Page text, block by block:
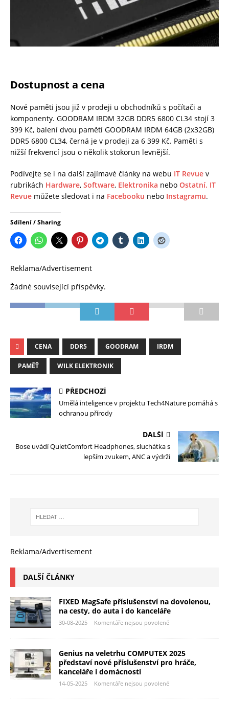
Dostupnost a cena
Nové paměti jsou již v prodeji u obchodníků s počítači a
komponenty. GOODRAM IRDM 32GB DDR5 6800 CL34 stojí 3
399 Kč, balení dvou pamětí GOODRAM IRDM 64GB (2x32GB)
DDR5 6800 CL34, černá je v prodeji za 6 399 Kč. Paměti s
nižší frekvencí jsou o několik stokorun levnější.
Podívejte se i na další zajímavé články na webu IT Revue v
rubrikách Hardware, Software, Elektronika nebo Ostatní. IT
Revue můžete sledovat i na Facebooku nebo Instagramu.
Sdílení / Sharing
Reklama/Advertisement
Žádné související příspěvky.
CENA DDR5 GOODRAM IRDM
PAMĚŤ WILK ELEKTRONIK
PŘEDCHOZÍ
Umělá inteligence v projektu Tech4Nature pomáhá s
ochranou přírody
DALŠÍ
Bose uvádí QuietComfort Headphones, sluchátka s
lepším zvukem, ANC a výdrží
Reklama/Advertisement
DALŠÍ ČLÁNKY
FIXED MagSafe příslušenství na dovolenou,
na cesty, do auta i do kanceláře
30-08-2025 Komentáře nejsou povolené
Genius na veletrhu COMPUTEX 2025
představí nové příslušenství pro hráče,
kanceláře i domácnosti
14-05-2025 Komentáře nejsou povolené